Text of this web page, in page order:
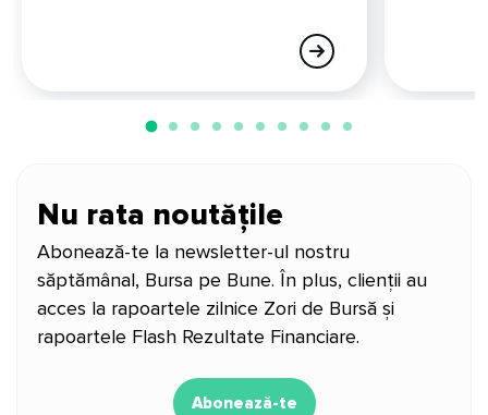
Nu rata noutățile
Abonează-te la newsletter-ul nostru
săptămânal, Bursa pe Bune. În plus, clienții au
acces la rapoartele zilnice Zori de Bursă și
rapoartele Flash Rezultate Financiare.
Abonează-te